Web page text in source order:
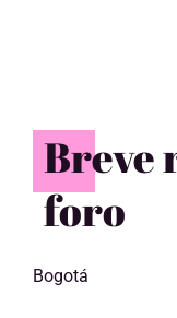
Breve
foro
Bogotá